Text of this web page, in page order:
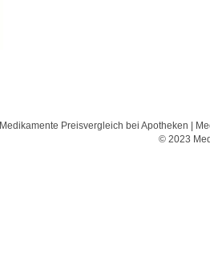
Medikamente Preisvergleich bei Apotheken |
© 2023